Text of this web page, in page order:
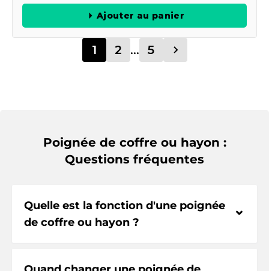
Ajouter au panier
1 2 ... 5
Poignée de coffre ou hayon :
Questions fréquentes
Quelle est la fonction d'une poignée
de coffre ou hayon ?
⌃